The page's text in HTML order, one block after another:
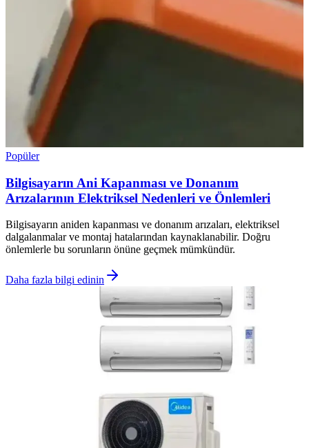
Popüler
Bilgisayarın Ani Kapanması ve Donanım
Arızalarının Elektriksel Nedenleri ve Önlemleri
Bilgisayarın aniden kapanması ve donanım arızaları, elektriksel
dalgalanmalar ve montaj hatalarından kaynaklanabilir. Doğru
önlemlerle bu sorunların önüne geçmek mümkündür.
Daha fazla bilgi edinin